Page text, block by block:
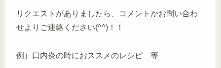
リクエストがありましたら、コメントかお問い合わ
せよりご連絡ください(^^)！！
例）口内炎の時におススメのレシピ 等